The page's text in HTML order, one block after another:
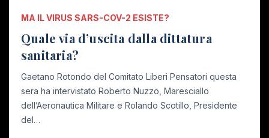
MA IL VIRUS SARS-COV-2 ESISTE?
Quale via d’uscita dalla dittatura
sanitaria?
Gaetano Rotondo del Comitato Liberi Pensatori questa
sera ha intervistato Roberto Nuzzo, Maresciallo
dell’Aeronautica Militare e Rolando Scotillo, Presidente
del…